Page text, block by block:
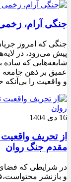
جنگی آرام،
جنگی که امروز
پیش می‌رود، در
شایعه‌هایی که
عمیق بر ذهن جامعه
و واقعیت را
16 دی 1404
از تحریف
مقدم جنگ روان
در شرایطی که فضای
و بازنشر